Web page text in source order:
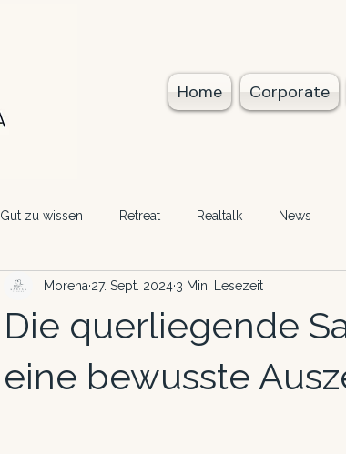
Home Corporate
Gut zu wissen Retreat Realtalk News
Die querliegende
eine bewusste
Morena 27. Sept. 2024 3 Min. Lesezeit